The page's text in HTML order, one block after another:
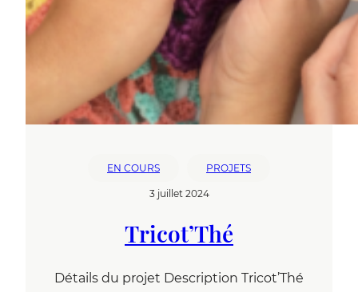
EN COURS PROJETS
3 juillet 2024
Tricot’Thé
Détails du projet Description Tricot’Thé